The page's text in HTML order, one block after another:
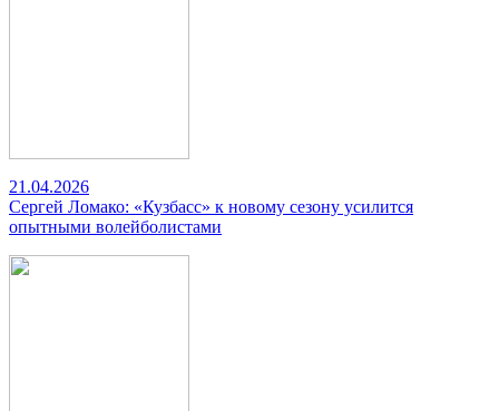
21.04.2026
Сергей Ломако: «Кузбасс» к новому сезону усилится
опытными волейболистами